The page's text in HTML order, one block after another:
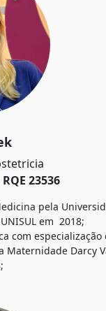
23536
pela
em 2018;
com especialização
Maternidade Darcy